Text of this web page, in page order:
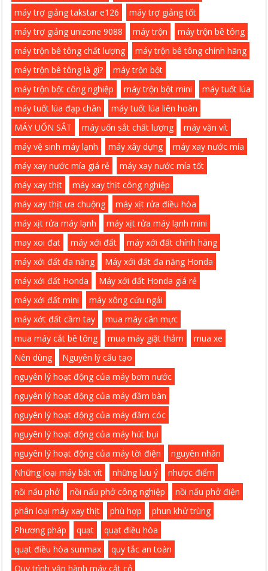
máy trợ giảng takstar e126
máy trợ giảng tốt
máy trợ giảng unizone 9088
máy trộn
máy trộn bê tông
máy trộn bê tông chất lượng
máy trộn bê tông chính hãng
máy trộn bê tông là gì?
máy trộn bột
máy trộn bột công nghiệp
máy trộn bột mini
máy tuốt lúa
máy tuốt lúa đạp chân
máy tuốt lúa liên hoàn
MÁY UỐN SẮT
máy uốn sắt chất lượng
máy vặn vít
máy vệ sinh máy lạnh
máy xây dựng
máy xay nước mía
máy xay nước mía giá rẻ
máy xay nước mía tốt
máy xay thịt
máy xay thịt công nghiệp
máy xay thịt ưa chuộng
máy xịt rửa điều hòa
máy xịt rửa máy lạnh
máy xịt rửa máy lạnh mini
may xoi đat
máy xới đất
máy xới đất chính hãng
máy xới đất đa năng
Máy xới đất đa năng Honda
máy xới đất Honda
Máy xới đất Honda giá rẻ
máy xới đất mini
máy xông cứu ngải
máy xớt đất cầm tay
mua máy cân mực
mua máy cắt bê tông
mua máy giặt thảm
mua xe
Nên dùng
Nguyên lý cấu tạo
nguyên lý hoạt động của máy bơm nước
nguyên lý hoạt động của máy đầm bàn
nguyên lý hoạt động của máy đầm cóc
nguyên lý hoạt động của máy hút bụi
nguyên lý hoạt động của máy tời điện
nguyên nhân
Những loại máy bắt vít
những lưu ý
nhược điểm
nồi nấu phở
nồi nấu phở công nghiệp
nồi nấu phở điện
phân loại máy xay thịt
phù hợp
phun khử trùng
Phương pháp
quạt
quạt điều hòa
quạt điều hòa sunmax
quy tắc an toàn
Quy trình vận hành máy cắt cỏ